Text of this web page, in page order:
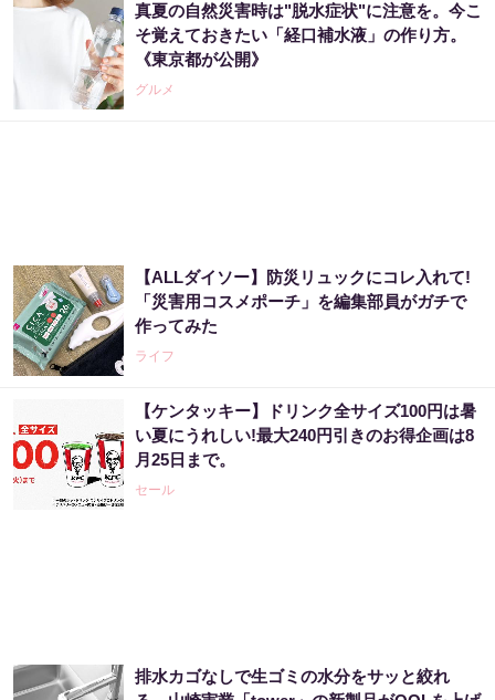
真夏の自然災害時は"脱水症状"に注意を。今こ
そ覚えておきたい「経口補水液」の作り方。
《東京都が公開》
グルメ
【ALLダイソー】防災リュックにコレ入れて!
「災害用コスメポーチ」を編集部員がガチで
作ってみた
ライフ
【ケンタッキー】ドリンク全サイズ100円は暑
い夏にうれしい!最大240円引きのお得企画は8
月25日まで。
セール
排水カゴなしで生ゴミの水分をサッと絞れ